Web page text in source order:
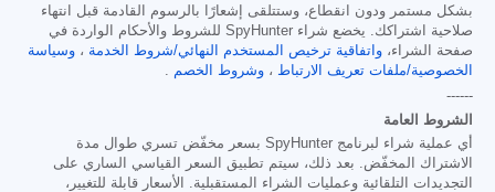
بشكل مستمر ودون انقطاع، وستتلقى إشعارًا بالرسوم القادمة قبل انتهاء
صلاحية اشتراكك. يخضع شراء SpyHunter للشروط والأحكام الواردة في
صفحة الشراء، واتفاقية ترخيص المستخدم النهائي/شروط الخدمة ، وسياسة
الخصوصية/ملفات تعريف الارتباط ، وشروط الخصم .
------
الشروط العامة
أي عملية شراء لبرنامج SpyHunter بسعر مخفّض تسري طوال مدة
الاشتراك المخفّض. بعد ذلك، سيتم تطبيق السعر القياسي الساري على
التجديدات التلقائية وعمليات الشراء المستقبلية. الأسعار قابلة للتغيير،